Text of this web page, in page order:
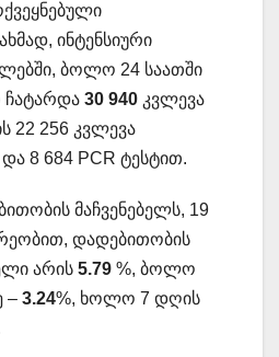
ინტენსიური
ბოლო 24 საათში
ჩატარდა 30 940 კვლევა
22 256 კვლევა
8 684 PCR ტესტით.
მაჩვენებელს, 19
დადებითობის
არის 5.79 %, ბოლო
– 3.24%, ხოლო 7 დღის